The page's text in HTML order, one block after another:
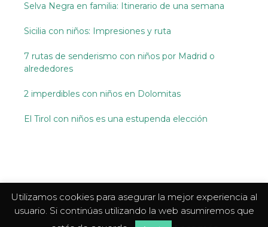
Selva Negra en familia: Itinerario de una semana
Sicilia con niños: Impresiones y ruta
7 rutas de senderismo con niños por Madrid o
alrededores
2 imperdibles con niños en Dolomitas
El Tirol con niños es una estupenda elección
Aviso legal, privacidad y cookies
Utilizamos cookies para asegurar la mejor experiencia al
usuario. Si continúas utilizando la web asumiremos que